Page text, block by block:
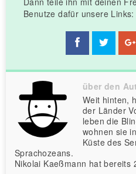
Benutze dafür unsere Links:
über den
Weit hinten,
der Länder
leben die
wohnen sie
Küste des
Sprachozeans.
Nikolai Kaeßmann hat bereits